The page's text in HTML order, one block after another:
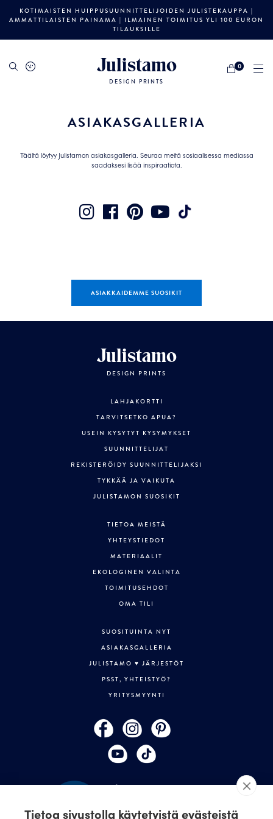
KOTIMAISTEN HUIPPUSUUNNITTELIJOIDEN JULISTEKAUPPA |
AMMATTILAISTEN PAINAMA | ILMAINEN TOIMITUS YLI 100 EURON
TILAUKSILLE
Julistamo
DESIGN PRINTS
0
ASIAKASGALLERIA
Täältä löytyy Julistamon asiakasgalleria. Seuraa meitä sosiaalisessa mediassa
saadaksesi lisää inspiraatiota.
ASIAKKAIDEMME SUOSIKIT
Julistamo
DESIGN PRINTS
LAHJAKORTTI
TARVITSETKO APUA?
USEIN KYSYTYT KYSYMYKSET
SUUNNITTELIJAT
REKISTERÖIDY SUUNNITTELIJAKSI
TYKKÄÄ JA VAIKUTA
JULISTAMON SUOSIKIT
TIETOA MEISTÄ
YHTEYSTIEDOT
MATERIAALIT
EKOLOGINEN VALINTA
TOIMITUSEHDOT
OMA TILI
SUOSITUINTA NYT
ASIAKASGALLERIA
JULISTAMO ♥ JÄRJESTÖT
PSST, YHTEISTYÖ?
YRITYSMYYNTI
Tietoa sivustolla käytetyistä evästeistä